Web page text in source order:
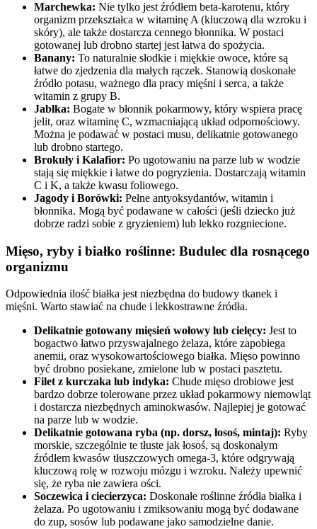
Marchewka: Nie tylko jest źródłem beta-karotenu, który
organizm przekształca w witaminę A (kluczową dla wzroku i
skóry), ale także dostarcza cennego błonnika. W postaci
gotowanej lub drobno startej jest łatwa do spożycia.
Banany: To naturalnie słodkie i miękkie owoce, które są
łatwe do zjedzenia dla małych rączek. Stanowią doskonałe
źródło potasu, ważnego dla pracy mięśni i serca, a także
witamin z grupy B.
Jabłka: Bogate w błonnik pokarmowy, który wspiera pracę
jelit, oraz witaminę C, wzmacniającą układ odpornościowy.
Można je podawać w postaci musu, delikatnie gotowanego
lub drobno startego.
Brokuły i Kalafior: Po ugotowaniu na parze lub w wodzie
stają się miękkie i łatwe do pogryzienia. Dostarczają witamin
C i K, a także kwasu foliowego.
Jagody i Borówki: Pełne antyoksydantów, witamin i
błonnika. Mogą być podawane w całości (jeśli dziecko już
dobrze radzi sobie z gryzieniem) lub lekko rozgniecione.
Mięso, ryby i białko roślinne: Budulec dla rosnącego
organizmu
Odpowiednia ilość białka jest niezbędna do budowy tkanek i
mięśni. Warto stawiać na chude i lekkostrawne źródła.
Delikatnie gotowany mięsień wołowy lub cielęcy: Jest to
bogactwo łatwo przyswajalnego żelaza, które zapobiega
anemii, oraz wysokowartościowego białka. Mięso powinno
być drobno posiekane, zmielone lub w postaci pasztetu.
Filet z kurczaka lub indyka: Chude mięso drobiowe jest
bardzo dobrze tolerowane przez układ pokarmowy niemowląt
i dostarcza niezbędnych aminokwasów. Najlepiej je gotować
na parze lub w wodzie.
Delikatnie gotowana ryba (np. dorsz, łosoś, mintaj): Ryby
morskie, szczególnie te tłuste jak łosoś, są doskonałym
źródłem kwasów tłuszczowych omega-3, które odgrywają
kluczową rolę w rozwoju mózgu i wzroku. Należy upewnić
się, że ryba nie zawiera ości.
Soczewica i ciecierzyca: Doskonałe roślinne źródła białka i
żelaza. Po ugotowaniu i zmiksowaniu mogą być dodawane
do zup, sosów lub podawane jako samodzielne danie.